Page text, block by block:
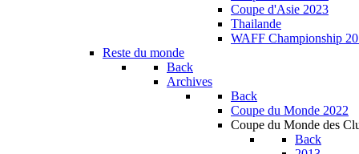
Coupe d'Asie 2023
Thailande
WAFF Championship
Reste du monde
Back
Archives
Back
Coupe du Monde 2022
Coupe du Monde des
Back